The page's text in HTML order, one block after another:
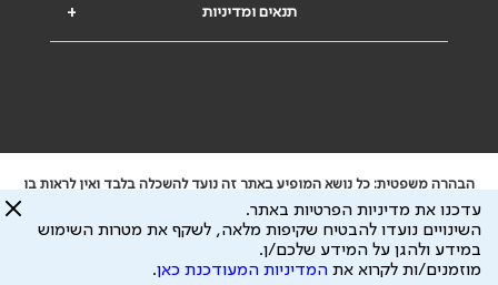
+ תנאים ומדיניות
הבהרה משפטית: כל נושא המופיע באתר זה נועד להשכלה בלבד ואין לראות בו
ייעוץ רפואי או משפטי. אין הר"י אחראית לתוכן המתפרסם באתר זה ולכל נזק
שעלול להיגרם.
ידוע לי שהר"י אוספת ושומרת מידע אישי לצורך מתן השרות וכי חלק ממנו עשוי
להיות מועבר לצדדים שלישיים, הכל בכפוף למדיניות הפרטיות
עדכנו את מדיניות הפרטיות באתר.
השינויים נועדו להבטיח שקיפות מלאה, לשקף את מטרות השימוש
במידע ולהגן על המידע שלכם/ן.
מוזמנים/ות לקרוא את המדיניות המעודכנת כאן.